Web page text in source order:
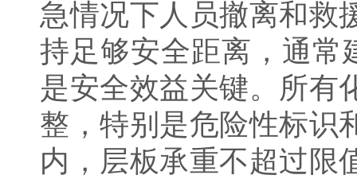
急情况下人员撤离和救
持足够安全距离，通常
是安全效益关键。所有
整，特别是危险性标识
内，层板承重不超过限